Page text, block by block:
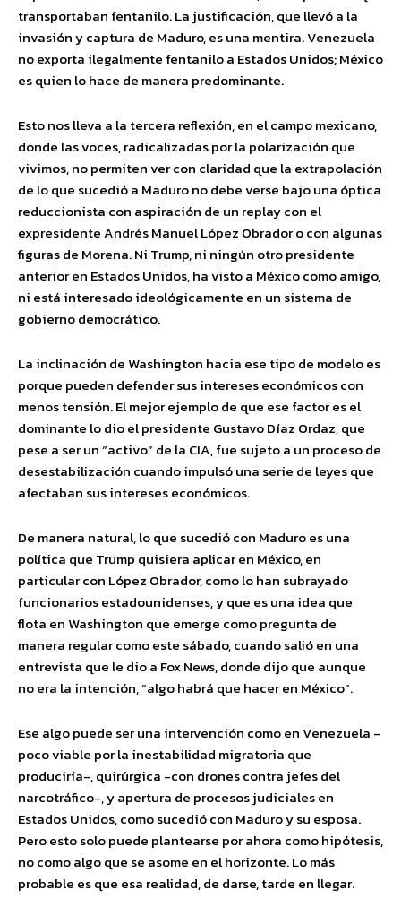
transportaban fentanilo. La justificación, que llevó a la
invasión y captura de Maduro, es una mentira. Venezuela
no exporta ilegalmente fentanilo a Estados Unidos; México
es quien lo hace de manera predominante.
Esto nos lleva a la tercera reflexión, en el campo mexicano,
donde las voces, radicalizadas por la polarización que
vivimos, no permiten ver con claridad que la extrapolación
de lo que sucedió a Maduro no debe verse bajo una óptica
reduccionista con aspiración de un replay con el
expresidente Andrés Manuel López Obrador o con algunas
figuras de Morena. Ni Trump, ni ningún otro presidente
anterior en Estados Unidos, ha visto a México como amigo,
ni está interesado ideológicamente en un sistema de
gobierno democrático.
La inclinación de Washington hacia ese tipo de modelo es
porque pueden defender sus intereses económicos con
menos tensión. El mejor ejemplo de que ese factor es el
dominante lo dio el presidente Gustavo Díaz Ordaz, que
pese a ser un “activo” de la CIA, fue sujeto a un proceso de
desestabilización cuando impulsó una serie de leyes que
afectaban sus intereses económicos.
De manera natural, lo que sucedió con Maduro es una
política que Trump quisiera aplicar en México, en
particular con López Obrador, como lo han subrayado
funcionarios estadounidenses, y que es una idea que
flota en Washington que emerge como pregunta de
manera regular como este sábado, cuando salió en una
entrevista que le dio a Fox News, donde dijo que aunque
no era la intención, “algo habrá que hacer en México”.
Ese algo puede ser una intervención como en Venezuela -
poco viable por la inestabilidad migratoria que
produciría-, quirúrgica -con drones contra jefes del
narcotráfico-, y apertura de procesos judiciales en
Estados Unidos, como sucedió con Maduro y su esposa.
Pero esto solo puede plantearse por ahora como hipótesis,
no como algo que se asome en el horizonte. Lo más
probable es que esa realidad, de darse, tarde en llegar.